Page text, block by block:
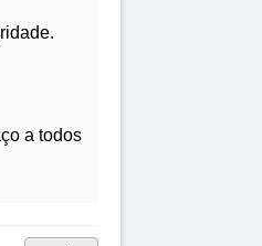
a todos